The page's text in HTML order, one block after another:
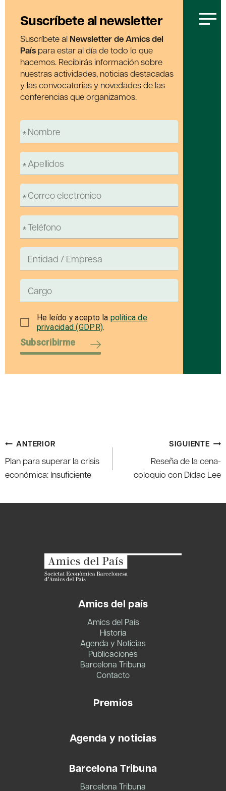
Suscríbete al newsletter
Suscríbete al Newsletter de Amics del
País para estar al día de todo lo que
hacemos. Recibirás información sobre
nuestras actividades, noticias destacadas
y las convocatorias y novedades de las
conferencias que organizamos.
He leído y acepto la política de
privacidad (GDPR).
Subscribirme
Navegación
de
entradas
ANTERIOR
Plan para superar la crisis
económica: Insuficiente
SIGUIENTE
Reseña de la cena-
coloquio con Dídac Lee
Amics del país
Amics del País
Historia
Agenda y Noticias
Publicaciones
Barcelona Tribuna
Contacto
Premios
Agenda y noticias
Barcelona Tribuna
Barcelona Tribuna